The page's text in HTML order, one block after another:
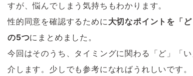
すが、悩んでしまう気持ちもわかります。
性的同意を確認するために大切なポイントを「ど
の5つにまとめました。
今回はそのうち、タイミングに関わる「ど」「
介します。少しでも参考になればうれしいです。